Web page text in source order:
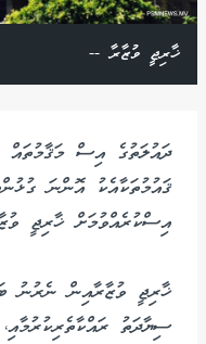
ޚާރިޖީ ވުޒާރާ --
ދައުލަތުގެ އިސް މަޤާމުތައް
ޤައުމުތަކާއެކު އޮންނަ
އިސްކުރެއްވުމަށް ޚާރިޖީ
ޚާރިޖީ ވުޒާރާއިން ނެރުނު
ސިޔާދަތު